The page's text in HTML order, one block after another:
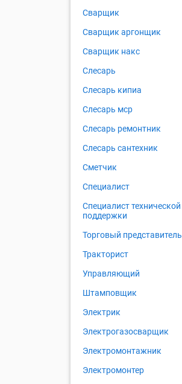
Сварщик
Сварщик аргонщик
Сварщик накс
Слесарь
Слесарь кипиа
Слесарь мср
Слесарь ремонтник
Слесарь сантехник
Сметчик
Специалист
Специалист технической
поддержки
Торговый представитель
Тракторист
Управляющий
Штамповщик
Электрик
Электрогазосварщик
Электромонтажник
Электромонтер